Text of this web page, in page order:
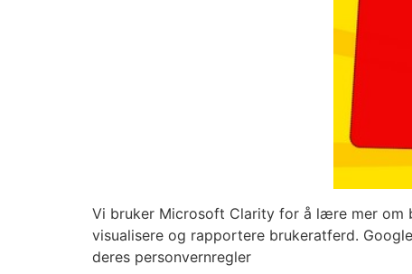
Vi bruker Microsoft Clarity for å lære mer om
visualisere og rapportere brukeratferd.
deres personvernregler